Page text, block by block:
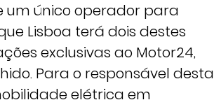
um único operador para
Lisboa terá dois destes
exclusivas ao Motor24,
Para o responsável desta
elétrica em